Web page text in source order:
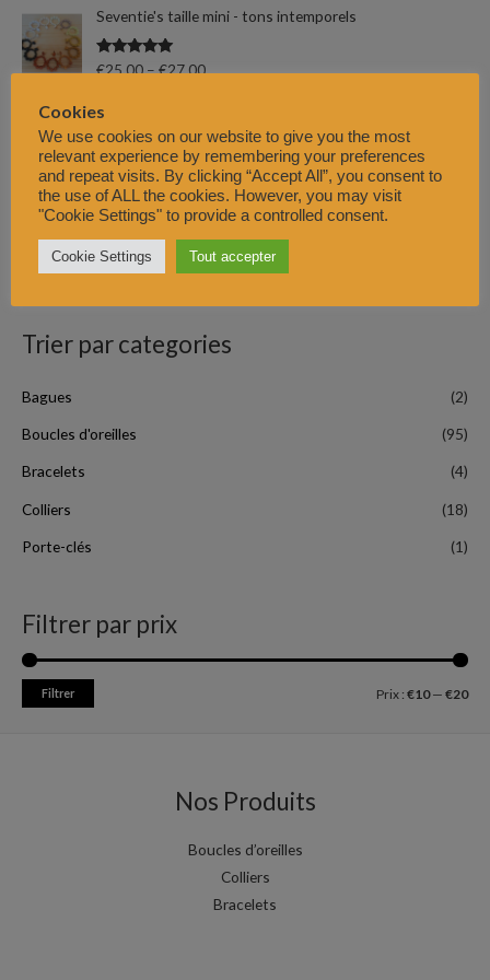
Seventie's taille mini - tons intemporels
Note5.00
€25,00–€27,00
Seventie's taille mini - tons bleus et verts
Note5.00
sur 5
€25,00–€27,00
Tomahawk (perles et cabochons de résine)
Note5.00
sur 5
€20,00– 22,00
Trier par categories
Bagues (2)
Boucles d'oreilles (95)
Bracelets (4)
Colliers (18)
Porte-clés (1)
Filtrer par prix
Filtrer Prix : €10— €20
Nos Produits
Boucles d’oreilles
Colliers
Bracelets
Cookies
We use cookies on our website to give you the most
relevant experience by remembering your preferences
and repeat visits. By clicking “Accept All”, you consent to
the use of ALL the cookies. However, you may visit
"Cookie Settings" to provide a controlled consent.
Cookie Settings Tout accepter